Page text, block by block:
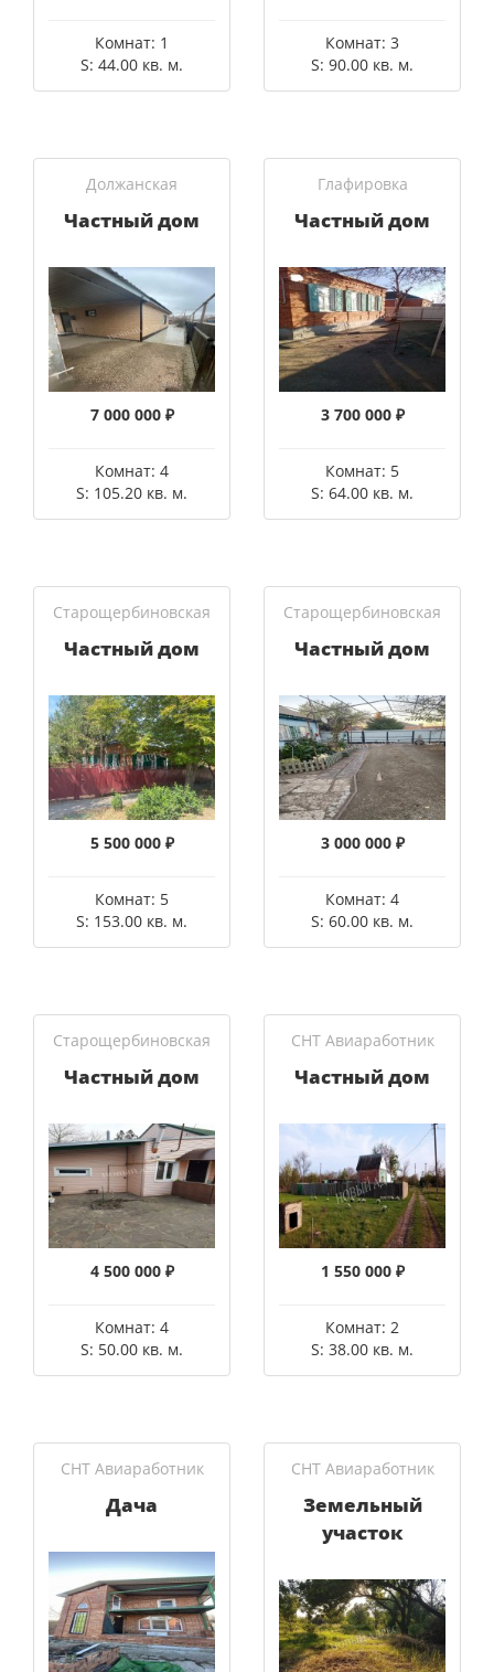
Комнат: 1
S: 44.00 кв. м.
Комнат: 3
S: 90.00 кв. м.
Должанская
Частный дом
7 000 000 ₽
Комнат: 4
S: 105.20 кв. м.
Глафировка
Частный дом
3 700 000 ₽
Комнат: 5
S: 64.00 кв. м.
Старощербиновская
Частный дом
5 500 000 ₽
Комнат: 5
S: 153.00 кв. м.
Старощербиновская
Частный дом
3 000 000 ₽
Комнат: 4
S: 60.00 кв. м.
Старощербиновская
Частный дом
4 500 000 ₽
Комнат: 4
S: 50.00 кв. м.
СНТ Авиаработник
Частный дом
1 550 000 ₽
Комнат: 2
S: 38.00 кв. м.
СНТ Авиаработник
Дача
СНТ Авиаработник
Земельный
участок